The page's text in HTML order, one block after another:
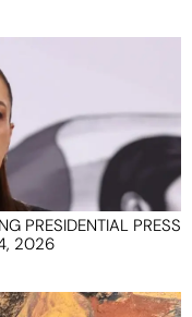
PRESIDENTIAL PRESS
2026